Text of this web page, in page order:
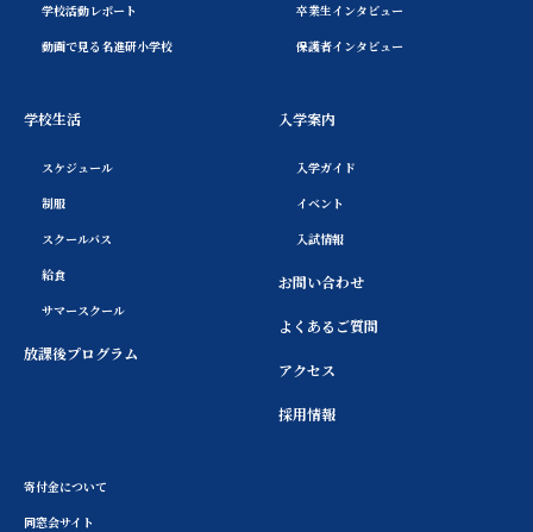
学校活動レポート
動画で見る名進研小学校
卒業生インタビュー
保護者インタビュー
学校生活
スケジュール
制服
スクールバス
給食
サマースクール
放課後プログラム
入学案内
入学ガイド
イベント
入試情報
お問い合わせ
よくあるご質問
アクセス
採用情報
寄付金について
同窓会サイト